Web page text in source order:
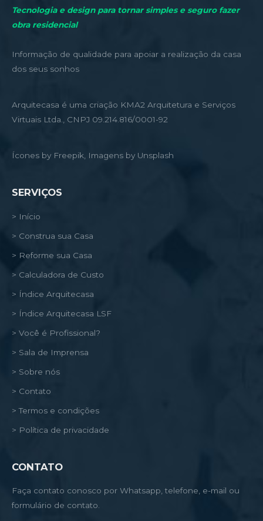
Tecnologia e design para tornar simples e seguro fazer
obra residencial
Informação de qualidade para apoiar a realização da casa
dos seus sonhos
Arquitecasa é uma criação KMA2 Arquitetura e Serviços
Virtuais Ltda., CNPJ 09.214.816/0001-92
Ícones by Freepik, Imagens by Unsplash
SERVIÇOS
> Início
> Construa sua Casa
> Reforme sua Casa
> Calculadora de Custo
> Índice Arquitecasa
> Índice Arquitecasa LSF
> Você é Profissional?
> Sala de Imprensa
> Sobre nós
> Contato
> Termos e condições
> Política de privacidade
CONTATO
Faça contato conosco por Whatsapp, telefone, e-mail ou
formulário de contato.